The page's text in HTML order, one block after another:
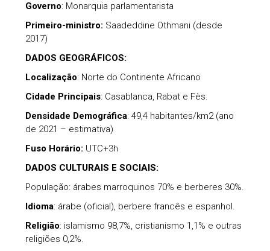
Governo: Monarquia parlamentarista
Primeiro-ministro: Saadeddine Othmani (desde
2017)
DADOS GEOGRÁFICOS:
Localização: Norte do Continente Africano
Cidade Principais: Casablanca, Rabat e Fès.
Densidade Demográfica: 49,4 habitantes/km2 (ano
de 2021 – estimativa)
Fuso Horário: UTC+3h
DADOS CULTURAIS E SOCIAIS:
População: árabes marroquinos 70% e berberes 30%.
Idioma: árabe (oficial), berbere francês e espanhol.
Religião: islamismo 98,7%, cristianismo 1,1% e outras
religiões 0,2%.